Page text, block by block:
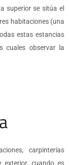
superior se sitúa el
habitaciones (una
estas estancias
cuales observar la
carpinterías